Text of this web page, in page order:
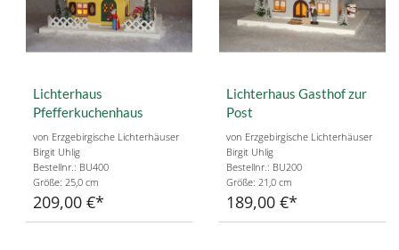
Lichterhaus
Pfefferkuchenhaus
von Erzgebirgische Lichterhäuser
Birgit Uhlig
Bestellnr.: BU400
Größe: 25,0 cm
209,00 €
Lichterhaus Gasthof zur
Post
von Erzgebirgische Lichterhäuser
Birgit Uhlig
Bestellnr.: BU200
Größe: 21,0 cm
189,00 €